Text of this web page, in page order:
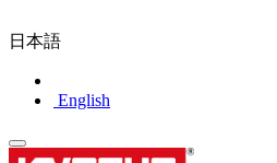
日本語
English